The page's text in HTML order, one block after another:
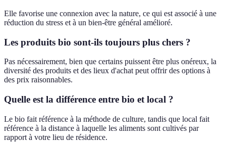
Elle favorise une connexion avec la nature, ce qui est associé à une
réduction du stress et à un bien-être général amélioré.
Les produits bio sont-ils toujours plus chers ?
Pas nécessairement, bien que certains puissent être plus onéreux, la
diversité des produits et des lieux d'achat peut offrir des options à
des prix raisonnables.
Quelle est la différence entre bio et local ?
Le bio fait référence à la méthode de culture, tandis que local fait
référence à la distance à laquelle les aliments sont cultivés par
rapport à votre lieu de résidence.